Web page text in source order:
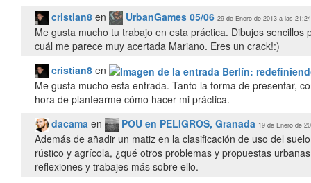
cristian8 en UrbanGames 05/06 29 de Enero de 2013 a las 21:24
Me gusta mucho tu trabajo en esta práctica. Dibujos
cuál me parece muy acertada Mariano. Eres un crack!:)
cristian8 en
Me gusta mucho esta entrada. Tanto la forma de presentar,
hora de plantearme cómo hacer mi práctica.
dacama en POU en PELIGROS, Granada 19 de Enero de
Además de añadir un matiz en la clasificación de uso del
rústico y agrícola, ¿qué otros problemas y propuestas
reflexiones y trabajes más sobre ello.